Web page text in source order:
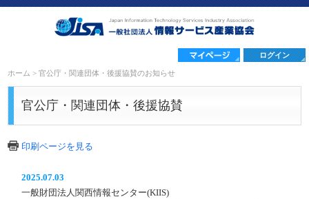
ログイン
ホーム >官公庁・関連団体・後援協賛のお知らせ
官公庁・関連団体・後援協賛
印刷ページを見る
2025.07.03
一般財団法人関西情報センター(KIIS)